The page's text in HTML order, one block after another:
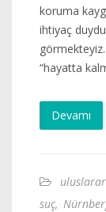
koruma
ihtiyaç
“hayatta
Devamı
suç,